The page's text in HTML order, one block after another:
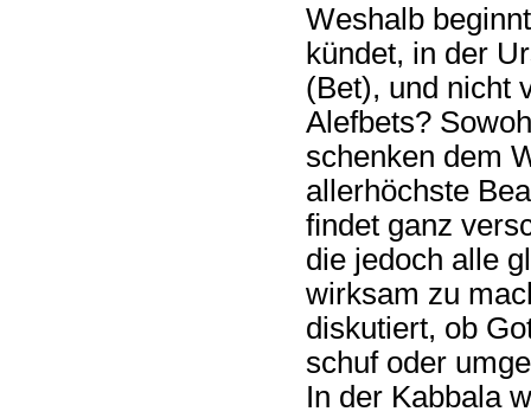
Weshalb
kündet, in der
(Bet), und nicht
Alefbets?
schenken dem
allerhöchste
ﬁndet ganz
die jedoch alle
wirksam zu
diskutiert, ob
schuf oder
In der Kabbala